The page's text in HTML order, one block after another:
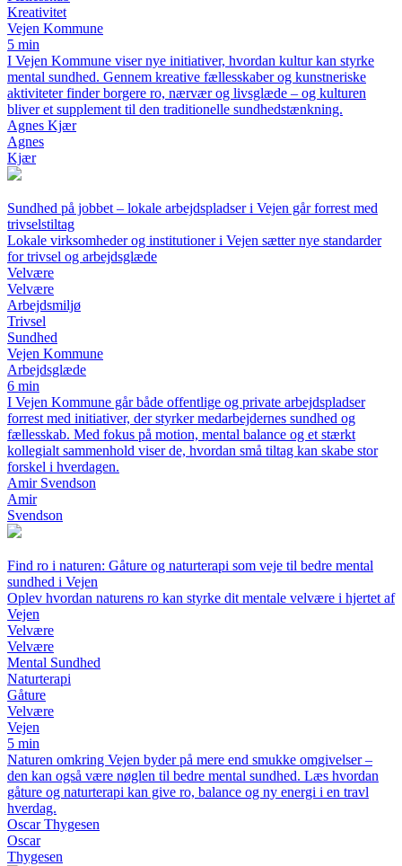
Kreativitet
Vejen Kommune
5 min
I Vejen Kommune viser nye initiativer, hvordan kultur kan styrke
mental sundhed. Gennem kreative fællesskaber og kunstneriske
aktiviteter finder borgere ro, nærvær og livsglæde – og kulturen
bliver et supplement til den traditionelle sundhedstænkning.
Agnes Kjær
Agnes
Kjær
Sundhed på jobbet – lokale arbejdspladser i Vejen går forrest med
trivselstiltag
Lokale virksomheder og institutioner i Vejen sætter nye standarder
for trivsel og arbejdsglæde
Velvære
Velvære
Arbejdsmiljø
Trivsel
Sundhed
Vejen Kommune
Arbejdsglæde
6 min
I Vejen Kommune går både offentlige og private arbejdspladser
forrest med initiativer, der styrker medarbejdernes sundhed og
fællesskab. Med fokus på motion, mental balance og et stærkt
kollegialt sammenhold viser de, hvordan små tiltag kan skabe stor
forskel i hverdagen.
Amir Svendson
Amir
Svendson
Find ro i naturen: Gåture og naturterapi som veje til bedre mental
sundhed i Vejen
Oplev hvordan naturens ro kan styrke dit mentale velvære i hjertet af
Vejen
Velvære
Velvære
Mental Sundhed
Naturterapi
Gåture
Velvære
Vejen
5 min
Naturen omkring Vejen byder på mere end smukke omgivelser –
den kan også være nøglen til bedre mental sundhed. Læs hvordan
gåture og naturterapi kan give ro, balance og ny energi i en travl
hverdag.
Oscar Thygesen
Oscar
Thygesen